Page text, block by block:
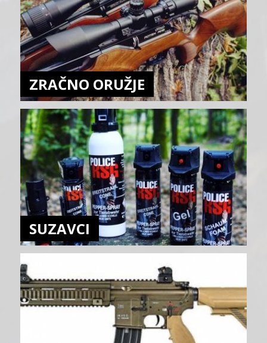
ZRAČNO ORUŽJE
SUZAVCI